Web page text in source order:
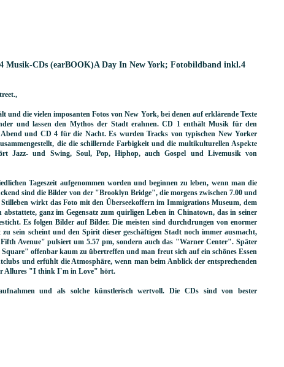
Musik-CDs (earBOOK)A Day In New York; Fotobildband inkl.4
und die vielen imposanten Fotos von New York, bei denen auf erklärende Texte
und lassen den Mythos der Stadt erahnen. CD 1 enthält Musik für den
und CD 4 für die Nacht. Es wurden Tracks von typischen New Yorker
die die schillernde Farbigkeit und die multikulturellen Aspekte
Jazz- und Swing, Soul, Pop, Hiphop, auch Gospel und Livemusik von
Tageszeit aufgenommen worden und beginnen zu leben, wenn man die
sind die Bilder von der "Brooklyn Bridge", die morgens zwischen 7.00 und
wirkt das Foto mit den Überseekoffern im Immigrations Museum, dem
ganz im Gegensatz zum quirligen Leben in Chinatown, das in seiner
Es folgen Bilder auf Bilder. Die meisten sind durchdrungen von enormer
sein scheint und den Spirit dieser geschäftigen Stadt noch immer ausmacht,
Avenue" pulsiert um 5.57 pm, sondern auch das "Warner Center". Später
offenbar kaum zu übertreffen und man freut sich auf ein schönes Essen
und erfühlt die Atmosphäre, wenn man beim Anblick der entsprechenden
Allures "I think I`m in Love" hört.
und als solche künstlerisch wertvoll. Die CDs sind von bester